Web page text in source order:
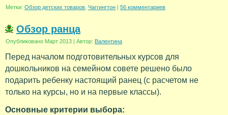
Метки: Обзор детских товаров Чаггингтон | 56 комментариев
Обзор ранца
Опубликовано Март 2013 | Автор: Валентина
Перед началом подготовительных курсов для
дошкольников на семейном совете решено было
подарить ребенку настоящий ранец (с расчетом не
только на курсы, но и на первые классы).
Основные критерии выбора: